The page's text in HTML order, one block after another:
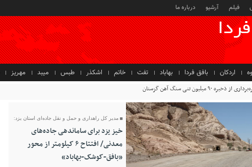
فیلم آرشیو درباره ما
اردکان بافق فردا بهاباد تفت خاتم اشکذر طبس میبد مهریز
۹۰ میلیون تنی سنگ آهن گزستان
مدیر کل راهداری و حمل‌ و نقل جاده‌ای استان یزد:
خیز یزد برای ساماندهی جاده‌های
معدنی/ افتتاح ۶ کیلومتر از محور
«بافق-کوشک-بهاباد»